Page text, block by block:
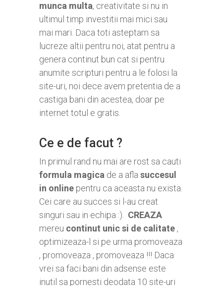
munca multa, creativitate si nu in
ultimul timp investitii mai mici sau
mai mari. Daca toti asteptam sa
lucreze altii pentru noi, atat pentru a
genera continut bun cat si pentru
anumite scripturi pentru a le folosi la
site-uri, noi dece avem pretentia de a
castiga bani din acestea, doar pe
internet totul e gratis.
Ce e de facut ?
In primul rand nu mai are rost sa cauti
formula magica de a afla succesul
in online pentru ca aceasta nu exista.
Cei care au succes si l-au creat
singuri sau in echipa :). CREAZA
mereu continut unic si de calitate ,
optimizeaza-l si pe urma promoveaza
, promoveaza , promoveaza !!! Daca
vrei sa faci bani din adsense este
inutil sa pornesti deodata 10 site-uri